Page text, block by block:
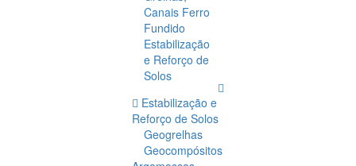
Canais Ferro
Fundido
Estabilização
e Reforço de
Solos
Estabilização e
Reforço de Solos
Geogrelhas
Geocompósitos